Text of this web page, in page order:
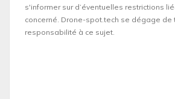
s'informer sur d’éventuelles restrictions
concerné. Drone-spot.tech se dégage de
responsabilité à ce sujet.